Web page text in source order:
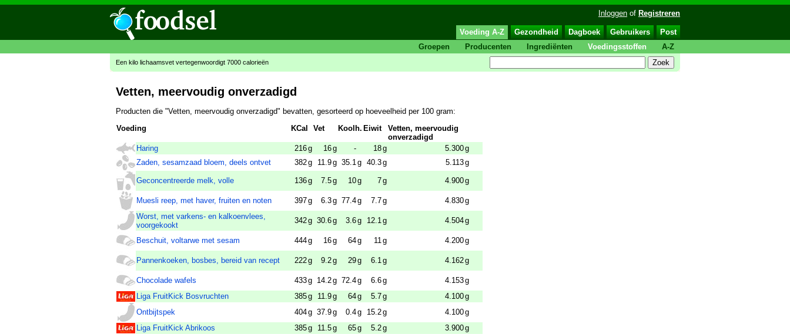
Inloggen of Registreren
Voeding A-Z Gezondheid Dagboek Gebruikers
Post
Groepen
Producenten Ingrediënten Voedingsstoffen A-Z
Een kilo lichaamsvet vertegenwoordigt 7000 calorieën
Vetten, meervoudig onverzadigd
Producten die "Vetten, meervoudig onverzadigd" bevatten, gesorteerd op hoeveelheid per 100 gram:
Voeding
KCal Vet Koolh. Eiwit
Vetten, meervoudig
onverzadigd
Haring
216g 16g - 18g 5.300g
Zaden, sesamzaad bloem, deels ontvet
382g 11.9g 35.1 g 40.3g 5.113g
Geconcentreerde melk, volle 136g 7.5g 10g 7g 4.900g
Muesli reep, met haver, fruiten en noten 397g 6.3g 77.4g 7.7g 4.830g
Worst, met varkens- en kalkoenvlees,
voorgekookt
342g 30.6g 3.6g 12.1 g 4.504g
Beschuit, voltarwe met sesam 444g 16g 64g 11 g 4.200g
Pannenkoeken, bosbes, bereid van recept 222g 9.2g 29g 6.1 g 4.162g
Chocolade wafels 433g 14.2g 72.4g 6.6g 4.153g
Liga FruitKick Bosvruchten
385g 11.9g 64g 5.7g 4.100g
Ontbijtspek
404g 37.9g 0.4g 15.2g 4.100g
Liga FruitKick Abrikoos
385g 11.5g 65g 5.2g 3.900g